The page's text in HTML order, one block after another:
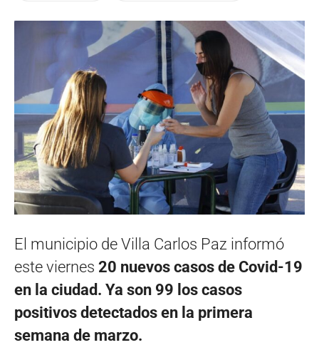
El municipio de Villa Carlos Paz informó
este viernes 20 nuevos casos de Covid-19
en la ciudad. Ya son 99 los casos
positivos detectados en la primera
semana de marzo.